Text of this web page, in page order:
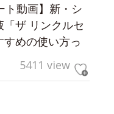
ト動画】新・シ
「ザ リンクルセ
すめの使い方っ
5411 view